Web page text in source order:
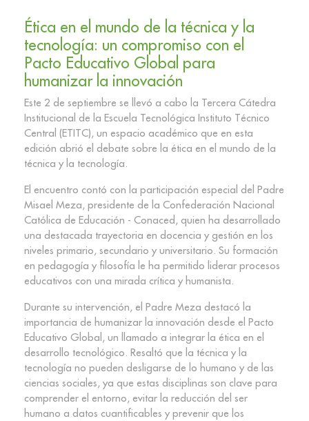
Ética en el mundo de la técnica y la
tecnología: un compromiso con el
Pacto Educativo Global para
humanizar la innovación
Este 2 de septiembre se llevó a cabo la Tercera Cátedra
Institucional de la Escuela Tecnológica Instituto Técnico
Central (ETITC), un espacio académico que en esta
edición abrió el debate sobre la ética en el mundo de la
técnica y la tecnología.
El encuentro contó con la participación especial del Padre
Misael Meza, presidente de la Confederación Nacional
Católica de Educación - Conaced, quien ha desarrollado
una destacada trayectoria en docencia y gestión en los
niveles primario, secundario y universitario. Su formación
en pedagogía y filosofía le ha permitido liderar procesos
educativos con una mirada crítica y humanista.
Durante su intervención, el Padre Meza destacó la
importancia de humanizar la innovación desde el Pacto
Educativo Global, un llamado a integrar la ética en el
desarrollo tecnológico. Resaltó que la técnica y la
tecnología no pueden desligarse de lo humano y de las
ciencias sociales, ya que estas disciplinas son clave para
comprender el entorno, evitar la reducción del ser
humano a datos cuantificables y prevenir que los